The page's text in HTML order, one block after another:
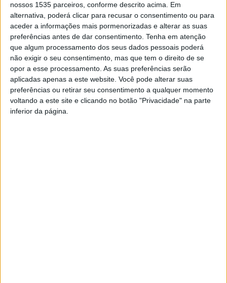
nossos 1535 parceiros, conforme descrito acima. Em
alternativa, poderá clicar para recusar o consentimento ou para
aceder a informações mais pormenorizadas e alterar as suas
preferências antes de dar consentimento. Tenha em atenção
que algum processamento dos seus dados pessoais poderá
não exigir o seu consentimento, mas que tem o direito de se
opor a esse processamento. As suas preferências serão
aplicadas apenas a este website. Você pode alterar suas
preferências ou retirar seu consentimento a qualquer momento
voltando a este site e clicando no botão "Privacidade" na parte
inferior da página.
Cantares de Pedrógão de São Pedro e ao Clube de Caça
e Pesca de Pedrógão de São Pedro. Os protocolos
preveem a cedência gratuita das instalações da antiga
Escola Primária daquela localidade às duas associações,
para instalação das respetivas sedes.
A autarquia recorda que os referidos protocolos foram
aprovados por unanimidade, em reunião de Câmara (22
de maio).